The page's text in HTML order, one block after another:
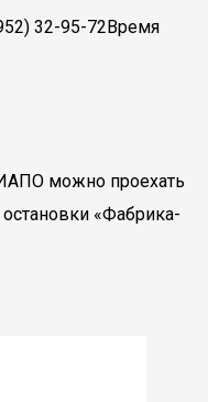
32-95-72Время
можно проехать
«Фабрика-